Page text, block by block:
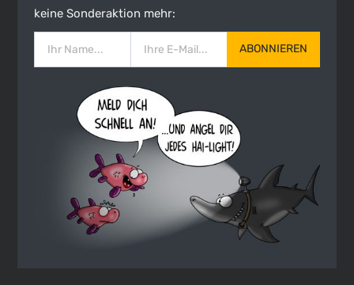
keine Sonderaktion mehr:
ABONNIEREN